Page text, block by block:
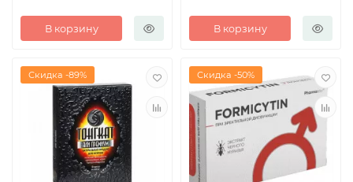
В корзину В корзину
Скидка -89% Скидка -50%